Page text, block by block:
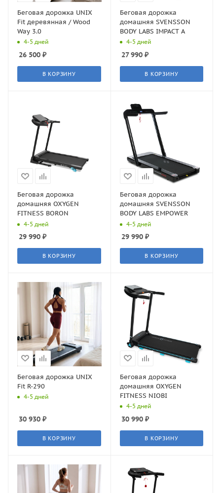
Беговая дорожка UNIX
Fit деревянная / Wood
Way 3.0
4-5 дней
26 500 ₽
В КОРЗИНУ
Беговая дорожка
домашняя SVENSSON
BODY LABS IMPACT A
4-5 дней
27 990₽
В КОРЗИНУ
Беговая дорожка
домашняя OXYGEN
FITNESS BORON
4-5 дней
29 990 ₽
В КОРЗИНУ
Беговая дорожка
домашняя SVENSSON
BODY LABS EMPOWER
4-5 дней
29 990₽
В КОРЗИНУ
Беговая дорожка UNIX
Fit R-290
4-5 дней
30 930 ₽
В КОРЗИНУ
Беговая дорожка
домашняя OXYGEN
FITNESS NIOBI
4-5 дней
30 990₽
В КОРЗИНУ